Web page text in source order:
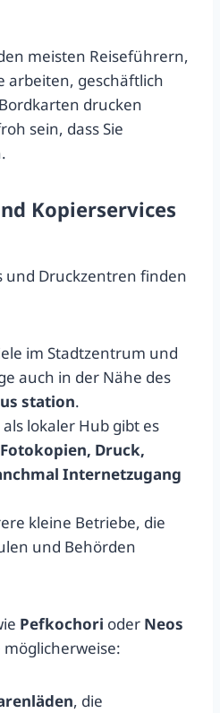
meisten Reiseführern,
arbeiten, geschäftlich
drucken
sein, dass Sie
Kopierservices
und Druckzentren finden
im Stadtzentrum und
auch in der Nähe des
station.
als lokaler Hub gibt es
Fotokopien, Druck,
Internetzugang
kleine Betriebe, die
und Behörden
Pefkochori oder Neos
möglicherweise:
, die